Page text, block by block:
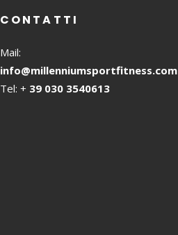
CONTATTI
Mail:
info@millenniumsportfitness.com
Tel: + 39 030 3540613